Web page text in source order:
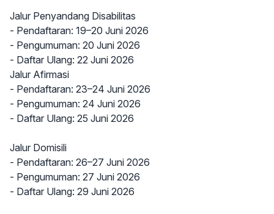
Jalur Penyandang Disabilitas
- Pendaftaran: 19–20 Juni 2026
- Pengumuman: 20 Juni 2026
- Daftar Ulang: 22 Juni 2026
Jalur Afirmasi
- Pendaftaran: 23–24 Juni 2026
- Pengumuman: 24 Juni 2026
- Daftar Ulang: 25 Juni 2026
Jalur Domisili
- Pendaftaran: 26–27 Juni 2026
- Pengumuman: 27 Juni 2026
- Daftar Ulang: 29 Juni 2026